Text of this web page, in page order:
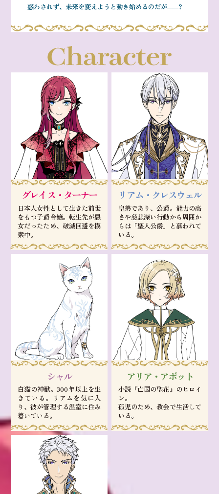
惑わされず、未来を変えようと動き始めるのだが――？
グレイス・ターナー
日本人女性として生きた前世
をもつ子爵令嬢。転生先が悪
女だったため、破滅回避を模
索中。
リアム・クレスウェル
皇弟であり、公爵。能力の高
さや慈悲深い行動から周囲か
らは「聖人公爵」と慕われて
いる。
シャル
白猫の神獣。300年以上を生
きている。リアムを気に入
り、彼が管理する温室に住み
着いている。
アリア・アボット
小説『亡国の聖花』のヒロイ
ン。
孤児のため、教会で生活して
いる。